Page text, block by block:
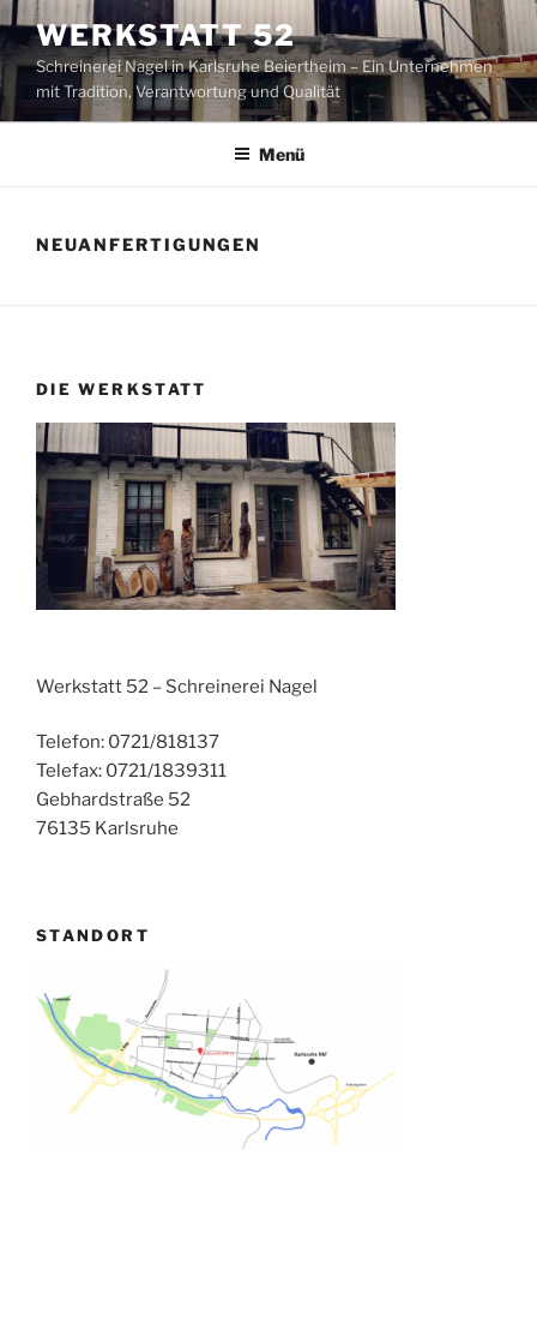
Zum
Inhalt
springen
WERKSTATT 52
Schreinerei Nagel in Karlsruhe Beiertheim – Ein Unternehmen
mit Tradition, Verantwortung und Qualität
Menü
NEUANFERTIGUNGEN
DIE WERKSTATT
Werkstatt 52 – Schreinerei Nagel
Telefon: 0721/818137
Telefax: 0721/1839311
Gebhardstraße 52
76135 Karlsruhe
STANDORT